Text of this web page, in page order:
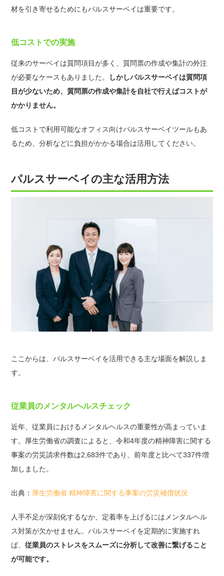
材を引き寄せるためにもパルスサーベイは重要です。
低コストでの実施
従来のサーベイは質問項目が多く、質問票の作成や集計の外注
が必要なケースもありました。
しかしパルスサーベイは質問項
目が少ないため、質問票の作成や集計を自社で行えばコストが
かかりません。
低コストで利用可能なオフィス向けパルスサーベイツールもあ
るため、分析などに負担がかかる場合は活用してください。
パルスサーベイの主な活用方法
ここからは、パルスサーベイを活用できる主な場面を解説しま
す。
従業員のメンタルヘルスチェック
近年、従業員におけるメンタルヘルスの重要性が高まっていま
す。厚生労働省の調査によると、令和4年度の精神障害に関する
事案の労災請求件数は2,683件であり、前年度と比べて337件増
加しました。
出典： 厚生労働省 精神障害に関する事案の労災補償状況
人手不足が深刻化するなか、定着率を上げるにはメンタルヘル
ス対策が欠かせません。パルスサーベイを定期的に実施すれ
ば、従業員のストレスをスムーズに分析して改善に繋げること
が可能です。